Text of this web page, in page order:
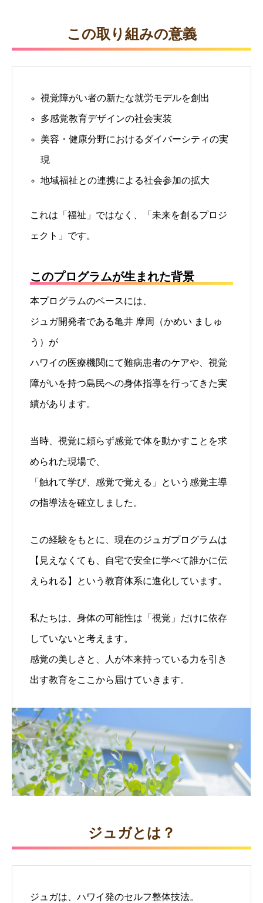
この取り組みの意義
視覚障がい者の新たな就労モデルを創出
多感覚教育デザインの社会実装
美容・健康分野におけるダイバーシティの実
現
地域福祉との連携による社会参加の拡大
これは「福祉」ではなく、「未来を創るプロジ
ェクト」です。
このプログラムが生まれた背景
本プログラムのベースには、
ジュガ開発者である亀井 摩周（かめい ましゅ
う）が
ハワイの医療機関にて難病患者のケアや、視覚
障がいを持つ島民への身体指導を行ってきた実
績があります。
当時、視覚に頼らず感覚で体を動かすことを求
められた現場で、
「触れて学び、感覚で覚える」という感覚主導
の指導法を確立しました。
この経験をもとに、現在のジュガプログラムは
【見えなくても、自宅で安全に学べて誰かに伝
えられる】という教育体系に進化しています。
私たちは、身体の可能性は「視覚」だけに依存
していないと考えます。
感覚の美しさと、人が本来持っている力を引き
出す教育をここから届けていきます。
ジュガとは？
ジュガは、ハワイ発のセルフ整体技法。